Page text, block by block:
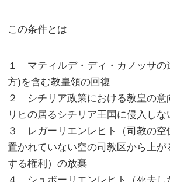
この条件とは
１ マティルデ・ディ・カノッサの
方)を含む教皇領の回復
２ シチリア政策における教皇の意
リヒの居るシチリア王国に侵入しな
３ レガーリエンレヒト（司教の空
置かれていない空の司教区から上が
する権利）の放棄